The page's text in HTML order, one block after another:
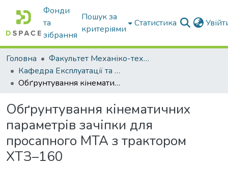
Фонди
та
зібрання
Пошук за
критеріями
Статистика
Головна
Факультет Механіко-технологічний
Кафедра Експлуатації та технічного сервісу машин
Обґрунтування кінематичних параметрів зачіпки для просапного МТА з трактором ХТЗ–160
Обґрунтування кінематичних
параметрів зачіпки для
просапного МТА з трактором
ХТЗ–160